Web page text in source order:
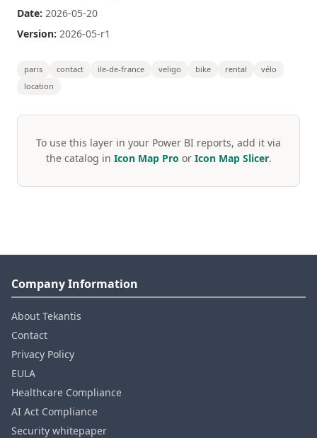
Date: 2026-05-20
Version: 2026-05-r1
paris contact ile-de-france veligo bike rental
vélo
location
To use this layer in your Power BI reports, add it via
the catalog in Icon Map Pro or Icon Map Slicer.
Company Information
About Tekantis
Contact
Privacy Policy
EULA
Healthcare Compliance
AI Act Compliance
Security whitepaper